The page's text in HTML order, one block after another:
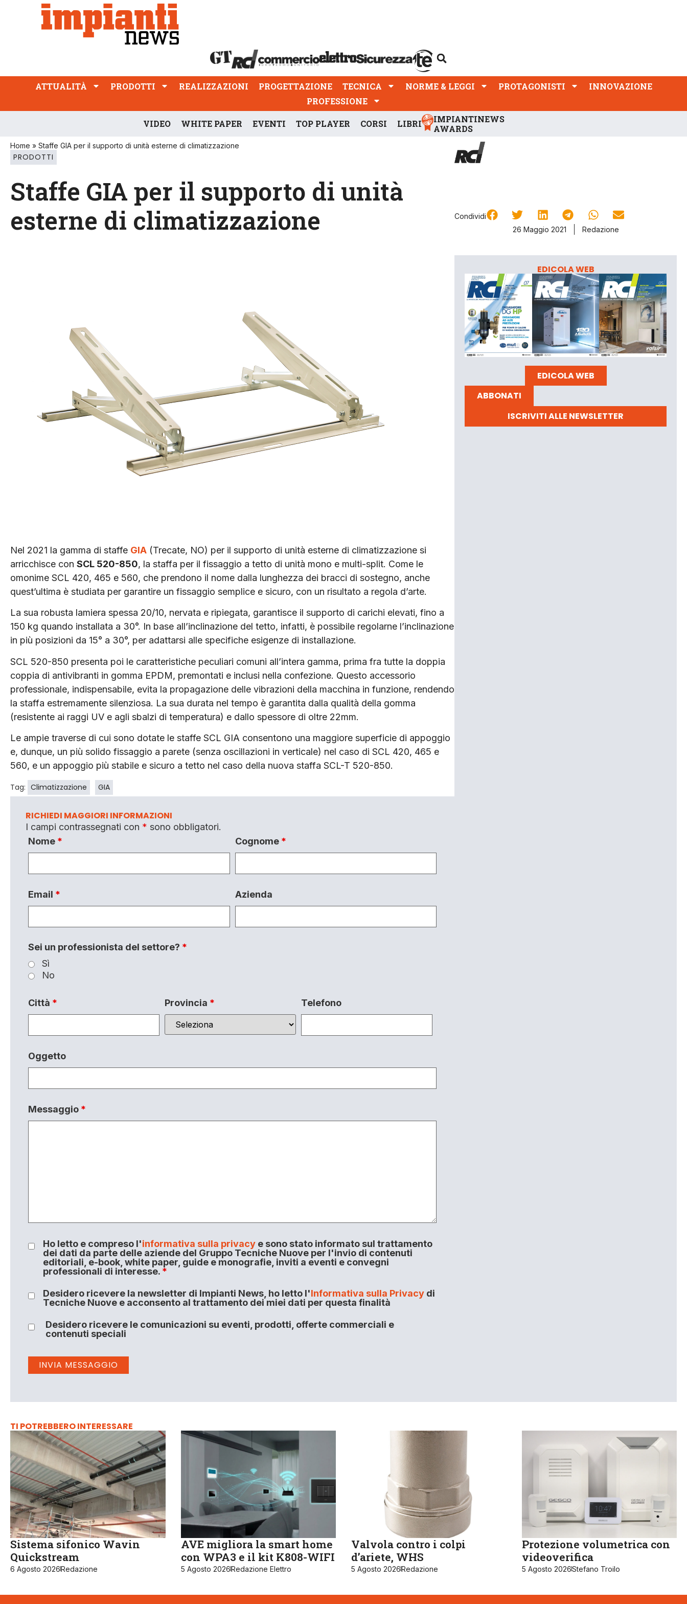
ATTUALITÀ PRODOTTI REALIZZAZIONI
PROFESSIONE
ATTUALITÀ PRODOTTI REALIZZAZIONI PROGETTAZIONE TECNICA NORME & LEGGI PROTAGONISTI
INNOVAZIONE
PROFESSIONE
VIDEO WHITE PAPER EVENTI TOP PLAYER CORSI LIBRI
IMPIANTINEWS
AWARDS
Home » Staffe GIA per il supporto di unità esterne di climatizzazione
PRODOTTI
Staffe GIA per il supporto di unità
esterne di climatizzazione
Condividi
26 Maggio 2021
Redazione
Nel 2021 la gamma di staffe GIA (Trecate, NO) per il supporto di unità esterne di climatizzazione si
arricchisce con SCL 520-850, la staffa per il fissaggio a tetto di unità mono e multi-split. Come le
omonime SCL 420, 465 e 560, che prendono il nome dalla lunghezza dei bracci di sostegno, anche
quest’ultima è studiata per garantire un fissaggio semplice e sicuro, con un risultato a regola d’arte.
La sua robusta lamiera spessa 20/10, nervata e ripiegata, garantisce il supporto di carichi elevati, fino a
150 kg quando installata a 30°. In base all’inclinazione del tetto, infatti, è possibile regolarne l’inclinazione
in più posizioni da 15° a 30°, per adattarsi alle specifiche esigenze di installazione.
SCL 520-850 presenta poi le caratteristiche peculiari comuni all’intera gamma, prima fra tutte la doppia
coppia di antivibranti in gomma EPDM, premontati e inclusi nella confezione. Questo accessorio
professionale, indispensabile, evita la propagazione delle vibrazioni della macchina in funzione, rendendo
la staffa estremamente silenziosa. La sua durata nel tempo è garantita dalla qualità della gomma
(resistente ai raggi UV e agli sbalzi di temperatura) e dallo spessore di oltre 22mm.
Le ampie traverse di cui sono dotate le staffe SCL GIA consentono una maggiore superficie di appoggio
e, dunque, un più solido fissaggio a parete (senza oscillazioni in verticale) nel caso di SCL 420, 465 e
560, e un appoggio più stabile e sicuro a tetto nel caso della nuova staffa SCL-T 520-850.
Tag: Climatizzazione GIA
RICHIEDI MAGGIORI INFORMAZIONI
I campi contrassegnati con * sono obbligatori.
Nome * Cognome *
Email * Azienda
Sei un professionista del settore? *
Sì
No
Città * Provincia * Telefono
Oggetto
Messaggio *
Ho letto e compreso l'informativa sulla privacye sono stato informato sul trattamento
dei dati da parte delle aziende del Gruppo Tecniche Nuove per l'invio di contenuti
editoriali, e-book, white paper, guide e monografie, inviti a eventi e convegni
professionali di interesse. *
Desidero ricevere la newsletter di Impianti News, ho letto l'Informativa sulla Privacydi
Tecniche Nuove e acconsento al trattamento dei miei dati per questa finalità
Desidero ricevere le comunicazioni su eventi, prodotti, offerte commerciali e
contenuti speciali
EDICOLA WEB
EDICOLA WEB
ABBONATI
ISCRIVITI ALLE NEWSLETTER
TI POTREBBERO INTERESSARE
Sistema sifonico Wavin
Quickstream
6 Agosto 2026Redazione
AVE migliora la smart home
con WPA3 e il kit K808-WIFI
5 Agosto 2026Redazione Elettro
Valvola contro i colpi
d’ariete, WHS
5 Agosto 2026Redazione
Protezione volumetrica con
videoverifica
5 Agosto 2026Stefano Troilo